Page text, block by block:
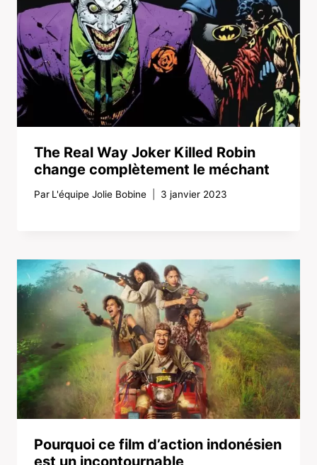
The Real Way Joker Killed Robin
change complètement le méchant
Par L'équipe Jolie Bobine 3 janvier 2023
Pourquoi ce film d’action indonésien